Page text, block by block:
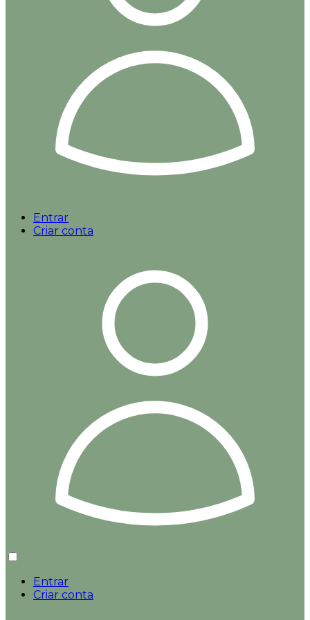
Entrar
Criar conta
Entrar
Criar conta